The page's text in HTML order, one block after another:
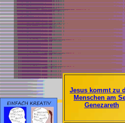
Jesus kommt zu
Menschen am
Genezareth